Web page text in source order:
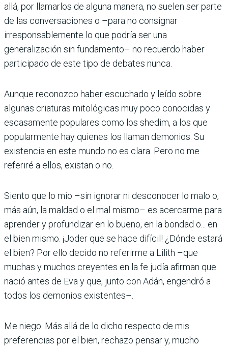
allá, por llamarlos de alguna manera, no suelen ser parte
de las conversaciones o –para no consignar
irresponsable­mente lo que podría ser una
generalización sin funda­mento– no recuerdo haber
participado de este tipo de debates nunca.
Aunque reconozco haber escuchado y leído sobre
algunas criaturas mitoló­gicas muy poco conocidas y
escasamente populares como los shedim, a los que
popular­mente hay quienes los llaman demonios. Su
existencia en este mundo no es clara. Pero no me
referiré a ellos, existan o no.
Siento que lo mío –sin igno­rar ni desconocer lo malo o,
más aún, la maldad o el mal mismo– es acercarme para
aprender y profundizar en lo bueno, en la bondad o... en
el bien mismo. ¡Joder que se hace difícil! ¿Dónde estará
el bien? Por ello decido no refe­rirme a Lilith –que
muchas y muchos creyentes en la fe judía afirman que
nació antes de Eva y que, junto con Adán, engendró a
todos los demo­nios existentes–.
Me niego. Más allá de lo dicho res­pecto de mis
preferencias por el bien, rechazo pensar y, mucho